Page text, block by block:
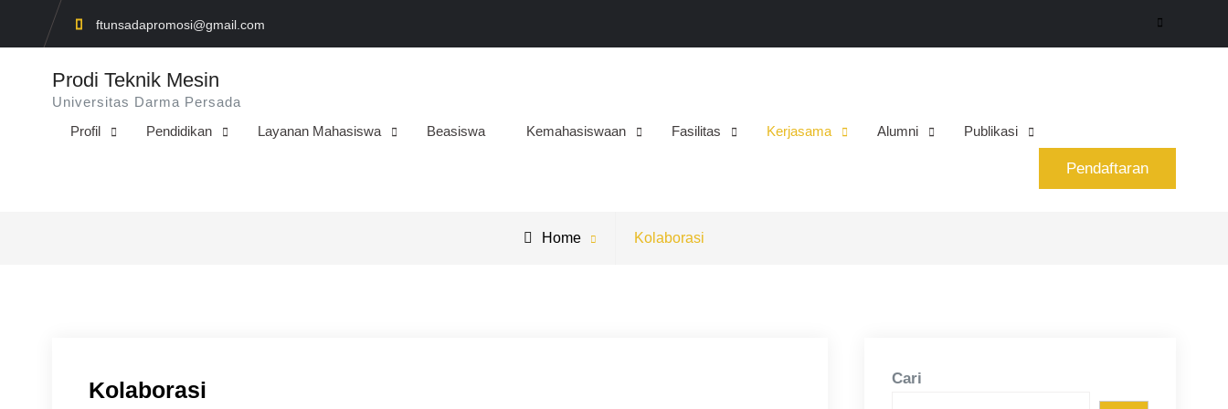
ftunsadapromosi@gmail.com Search
Prodi Teknik Mesin
Universitas Darma Persada
Profil
Pendidikan Layanan Mahasiswa Beasiswa Kemahasiswaan Fasilitas Kerjasama Alumni Publikasi
Pendaftaran
Home Kolaborasi
Kolaborasi Cari